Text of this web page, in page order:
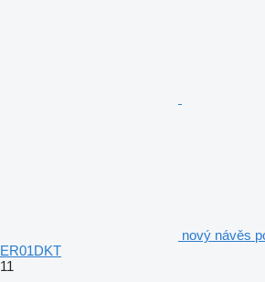
nový návěs
ER01DKT
11